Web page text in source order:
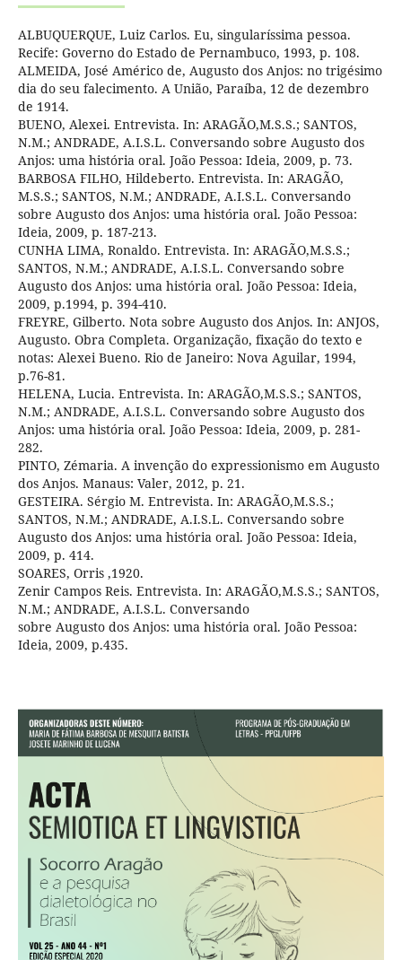
ALBUQUERQUE, Luiz Carlos. Eu, singularíssima pessoa.
Recife: Governo do Estado de Pernambuco, 1993, p. 108.
ALMEIDA, José Américo de, Augusto dos Anjos: no trigésimo
dia do seu falecimento. A União, Paraíba, 12 de dezembro
de 1914.
BUENO, Alexei. Entrevista. In: ARAGÃO,M.S.S.; SANTOS,
N.M.; ANDRADE, A.I.S.L. Conversando sobre Augusto dos
Anjos: uma história oral. João Pessoa: Ideia, 2009, p. 73.
BARBOSA FILHO, Hildeberto. Entrevista. In: ARAGÃO,
M.S.S.; SANTOS, N.M.; ANDRADE, A.I.S.L. Conversando
sobre Augusto dos Anjos: uma história oral. João Pessoa:
Ideia, 2009, p. 187-213.
CUNHA LIMA, Ronaldo. Entrevista. In: ARAGÃO,M.S.S.;
SANTOS, N.M.; ANDRADE, A.I.S.L. Conversando sobre
Augusto dos Anjos: uma história oral. João Pessoa: Ideia,
2009, p.1994, p. 394-410.
FREYRE, Gilberto. Nota sobre Augusto dos Anjos. In: ANJOS,
Augusto. Obra Completa. Organização, fixação do texto e
notas: Alexei Bueno. Rio de Janeiro: Nova Aguilar, 1994,
p.76-81.
HELENA, Lucia. Entrevista. In: ARAGÃO,M.S.S.; SANTOS,
N.M.; ANDRADE, A.I.S.L. Conversando sobre Augusto dos
Anjos: uma história oral. João Pessoa: Ideia, 2009, p. 281-
282.
PINTO, Zémaria. A invenção do expressionismo em Augusto
dos Anjos. Manaus: Valer, 2012, p. 21.
GESTEIRA. Sérgio M. Entrevista. In: ARAGÃO,M.S.S.;
SANTOS, N.M.; ANDRADE, A.I.S.L. Conversando sobre
Augusto dos Anjos: uma história oral. João Pessoa: Ideia,
2009, p. 414.
SOARES, Orris ,1920.
Zenir Campos Reis. Entrevista. In: ARAGÃO,M.S.S.; SANTOS,
N.M.; ANDRADE, A.I.S.L. Conversando
sobre Augusto dos Anjos: uma história oral. João Pessoa:
Ideia, 2009, p.435.